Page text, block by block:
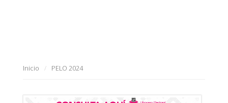
Inicio PELO 2024